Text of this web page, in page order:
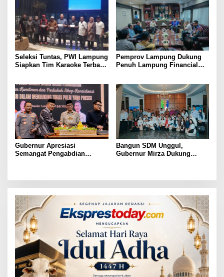
Seleksi Tuntas, PWI Lampung
Siapkan Tim Karaoke Terbaik
Pemprov Lampung Dukung
Penuh Lampung Financial
Gubernur Apresiasi
Semangat Pengabdian
Bangun SDM Unggul,
Gubernur Mirza Dukung